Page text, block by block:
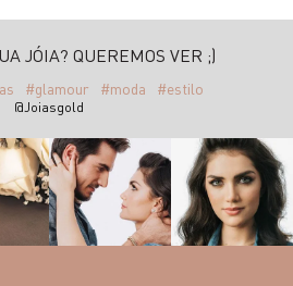
JÓIA? QUEREMOS VER ;)
#glamour #moda #estilo
@Joiasgold